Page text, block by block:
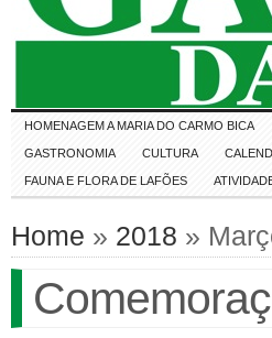
HOMENAGEM A MARIA DO CARMO BICA
GASTRONOMIA CULTURA
FAUNA E FLORA DE LAFÕES
Home » 2018 »